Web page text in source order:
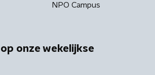
NPO Campus
onze wekelijkse